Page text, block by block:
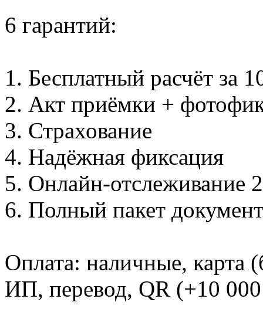
6 гарантий:
1. Бесплатный расчёт за
2. Акт приёмки +
3. Страхование
4. Надёжная фиксация
5. Онлайн-отслеживание
6. Полный пакет
Оплата: наличные, карта
ИП, перевод, QR (+10